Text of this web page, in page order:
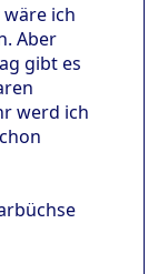
ich
Aber
gibt es
werd ich